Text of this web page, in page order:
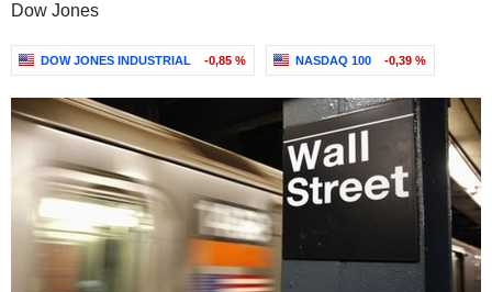
Dow Jones
DOW JONES INDUSTRIAL -0,85 % NASDAQ 100 -0,39 %